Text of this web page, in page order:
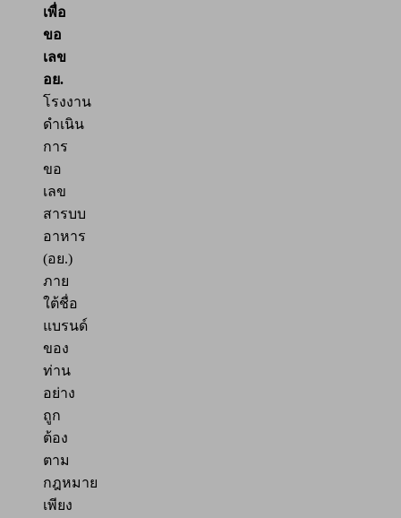
เพื่อ
ขอ
เลข
อย.
โรงงาน
ดำเนิน
การ
ขอ
เลข
สารบบ
อาหาร
(อย.)
ภาย
ใต้ชื่อ
แบรนด์
ของ
ท่าน
อย่าง
ถูก
ต้อง
ตาม
กฎหมาย
เพียง